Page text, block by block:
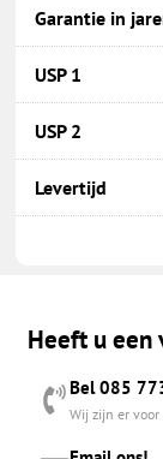
Garantie in
USP 1
USP 2
Levertijd
Heeft u een
Bel 085
Wij zijn er voor